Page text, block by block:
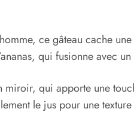
ce gâteau cache
qui fusionne avec
miroir, qui apporte une
le jus pour une